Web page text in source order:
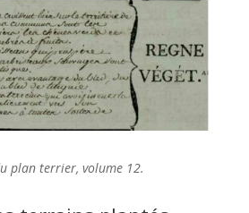
plan terrier, volume 12.